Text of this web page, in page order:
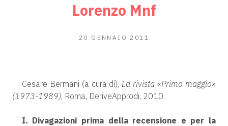
Lorenzo Mnf
20 GENNAIO 2011
Cesare Bermani (a cura di),La rivista «Primo maggio»
(1973-1989), Roma, DeriveApprodi, 2010.
I. Divagazioni prima della recensione e per la